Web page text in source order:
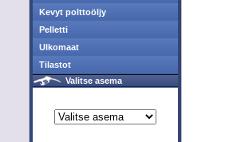
Kevyt polttoöljy
Pelletti
Ulkomaat
Tilastot
Valitse asema